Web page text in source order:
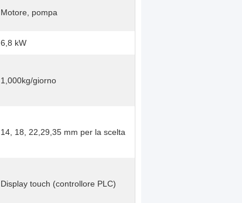
Motore, pompa
6,8 kW
1,000kg/giorno
14, 18, 22,29,35 mm per la scelta
Display touch (controllore PLC)